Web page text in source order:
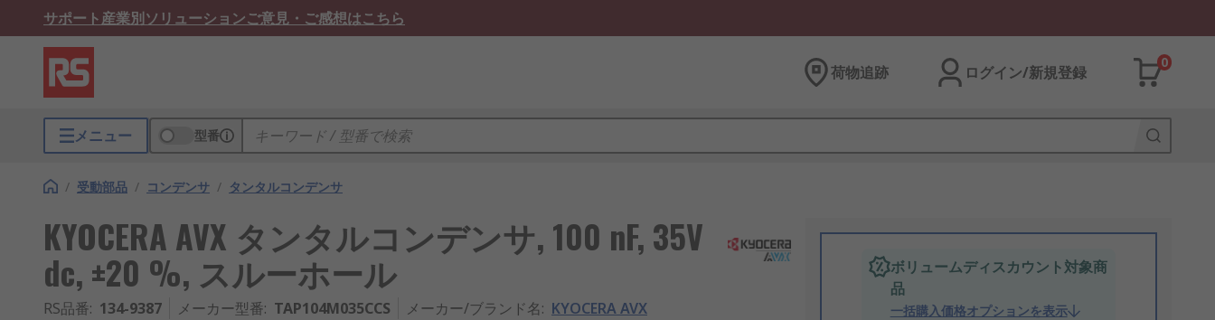
サポート産業別ソリューションご意見・ご感想はこちら
荷物追跡 ログイン/新規登録
0
メニュー 型番
/ 受動部品 / コンデンサ / タンタルコンデンサ
KYOCERA AVX タンタルコンデンサ, 100 nF, 35V
dc, ±20 %, スルーホール
RS品番: 134-9387 メーカー型番: TAP104M035CCS メーカー/ブランド名: KYOCERA AVX
ボリュームディスカウント対象商
品
一括購入価格オプションを表示